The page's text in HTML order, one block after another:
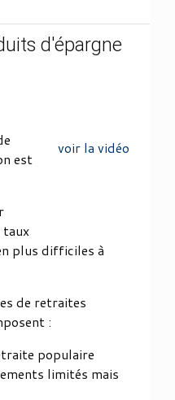
d'épargne
voir la vidéo
est
plus difficiles à
de retraites
:
populaire
limités mais